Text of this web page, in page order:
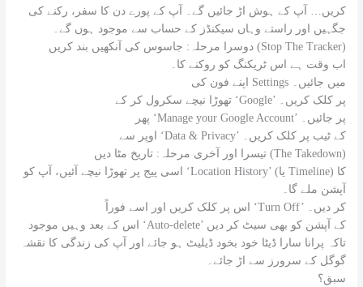
کریں… آپ کے ہوش اڑ جائیں گے۔ آپ کے پورے دن کا سفر، رکنے کی
جگہیں اور راستے وہاں سیکنڈز کے حساب سے موجود ہوں گے۔
دوسرا مرحلہ: جاسوس کی آنکھیں بند کریں (Stop The Tracker)
اب وقت ہے اس ٹریکنگ کو روکنے کا۔
اپنے فون کی Settings میں جائیں۔
تھوڑا نیچے سکرول کر کے ‘Google’ پر کلک کریں۔
پھر ‘Manage your Google Account’ پر جائیں۔
اوپر سے ‘Data & Privacy’ کے ٹیب پر کلک کریں۔
تیسرا اور آخری مرحلہ: تاریخ مٹا دیں (The Takedown)
اسی پیج پر تھوڑا نیچے آئیں، آپ کو ‘Location History’ (یا Timeline) کا
آپشن ملے گا۔
اس پر کلک کریں اور اسے فوراً ‘Turn Off’ کر دیں۔
اس کے بعد وہیں موجود ‘Auto-delete’ کے آپشن کو بھی سیٹ کر دیں
تاکہ پرانا سارا ڈیٹا خود بخود ڈیلیٹ ہو جائے اور آپ کی زندگی کا نقشہ
گوگل کے سرورز سے اڑ جائے۔
سبق؟